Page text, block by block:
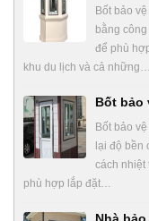
Bốt bảo
bằng
để phù
khu du lịch và cả những…
Bốt bảo
Bốt bảo
lại độ bền
cách nhiệt
phù hợp lắp đặt…
Nhà